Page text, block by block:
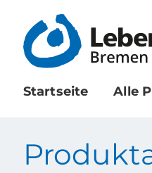
Startseite Alle